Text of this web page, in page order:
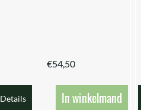
€54,50
Details In winkelmand